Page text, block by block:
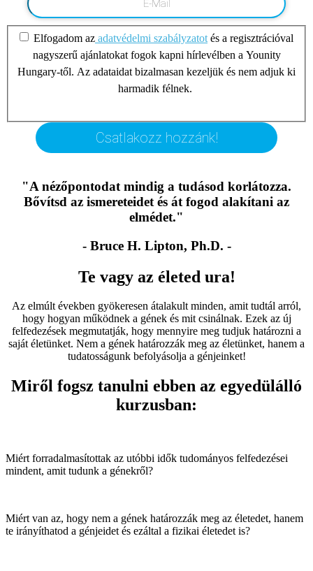
Elfogadom az adatvédelmi szabályzatot és a regisztrációval
nagyszerű ajánlatokat fogok kapni hírlevélben a Younity
Hungary-től. Az adataidat bizalmasan kezeljük és nem adjuk ki
harmadik félnek.
Csatlakozz hozzánk!
"A nézőpontodat mindig a tudásod korlátozza.
Bővítsd az ismereteidet és át fogod alakítani az
elmédet."
- Bruce H. Lipton, Ph.D. -
Te vagy az életed ura!
Az elmúlt években gyökeresen átalakult minden, amit tudtál arról,
hogy hogyan működnek a gének és mit csinálnak. Ezek az új
felfedezések megmutatják, hogy mennyire meg tudjuk határozni a
saját életünket. Nem a gének határozzák meg az életünket, hanem a
tudatosságunk befolyásolja a génjeinket!
Miről fogsz tanulni ebben az egyedülálló
kurzusban:
Miért forradalmasítottak az utóbbi idők tudományos felfedezései
mindent, amit tudunk a génekről?
Miért van az, hogy nem a gének határozzák meg az életedet, hanem
te irányíthatod a génjeidet és ezáltal a fizikai életedet is?